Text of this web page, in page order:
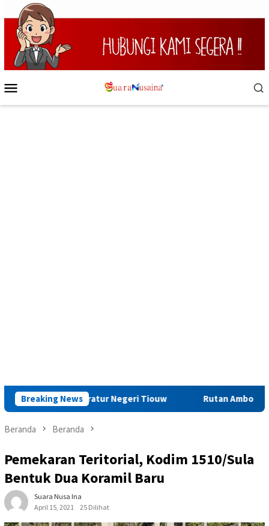
Loncat
ke
konten
Mobile
Breaking News
Aparatur Negeri Tiouw Rutan Ambon Tingkatkan
Beranda Beranda
Pemekaran Teritorial, Kodim 1510/Sula
Bentuk Dua Koramil Baru
Suara Nusa Ina
April 15, 2021
25 Dilihat